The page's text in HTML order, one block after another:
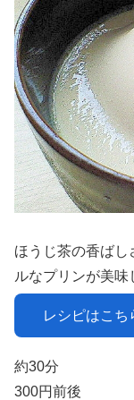
ほうじ茶の香ば
ルなプリンが美味
レシピはこち
約30分
300円前後